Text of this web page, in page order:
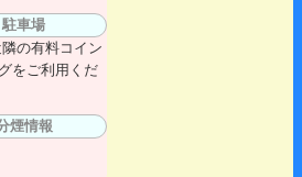
駐車場
の有料コイン
をご利用くだ
煙情報